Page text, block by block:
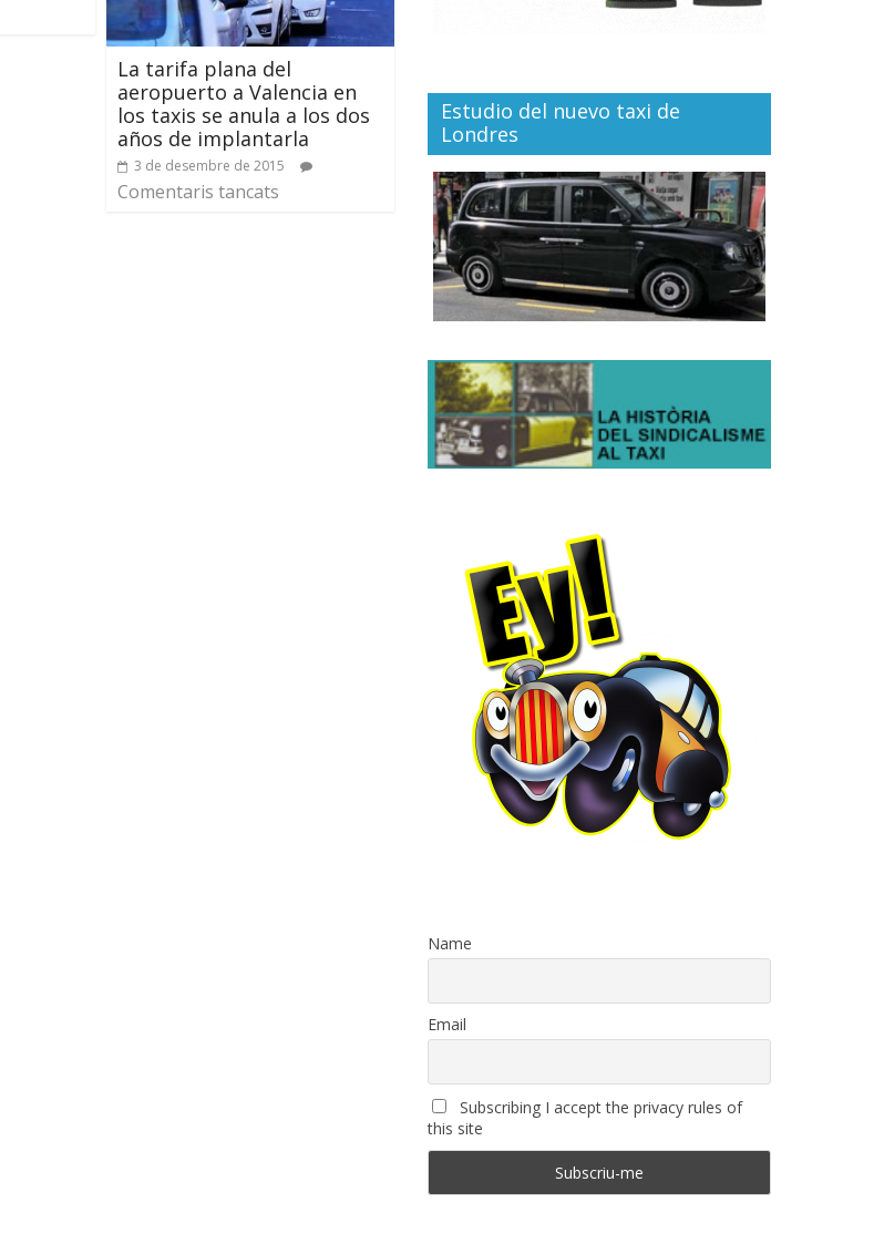
La tarifa plana del
aeropuerto a Valencia en
los taxis se anula a los dos
años de implantarla
3 de desembre de 2015
Comentaris tancats
Estudio del nuevo taxi de
Londres
Name
Email
Subscribing I accept the privacy rules of
this site